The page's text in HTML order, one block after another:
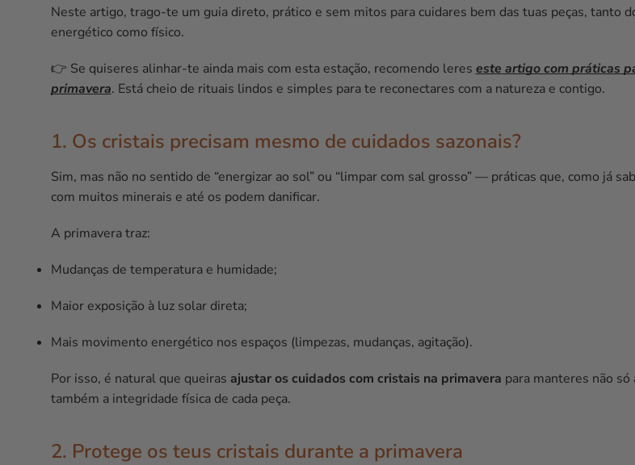
Neste artigo, trago-te um guia direto, prático e sem mitos para cuidares bem das tuas peças, tanto
energético como físico.
👉 Se quiseres alinhar-te ainda mais com esta estação, recomendo leres este artigo com práticas
primavera. Está cheio de rituais lindos e simples para te reconectares com a natureza e contigo.
1. Os cristais precisam mesmo de cuidados sazonais?
Sim, mas não no sentido de “energizar ao sol” ou “limpar com sal grosso” — práticas que, como já
com muitos minerais e até os podem danificar.
A primavera traz:
Mudanças de temperatura e humidade;
Maior exposição à luz solar direta;
Mais movimento energético nos espaços (limpezas, mudanças, agitação).
Por isso, é natural que queiras ajustar os cuidados com cristais na primavera para manteres não
também a integridade física de cada peça.
2. Protege os teus cristais durante a primavera